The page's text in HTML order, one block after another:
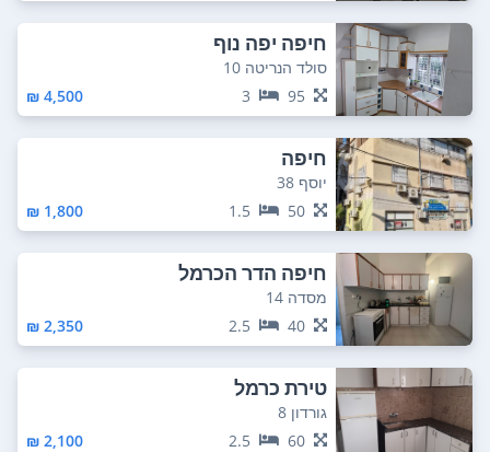
חיפה יפה נוף
סולד הנריטה 10
95
3
4,500 ₪
חיפה
יוסף 38
50
1.5
1,800 ₪
חיפה הדר הכרמל
מסדה 14
40
2.5
2,350 ₪
טירת כרמל
גורדון 8
60
2.5
2,100 ₪